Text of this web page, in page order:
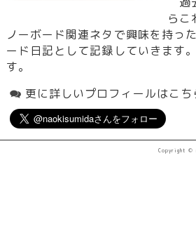
らこ
ノーボード関連ネタで興味を持っ
ード日記として記録していきます
す。
更に詳しいプロフィールはこち
Copyright ©